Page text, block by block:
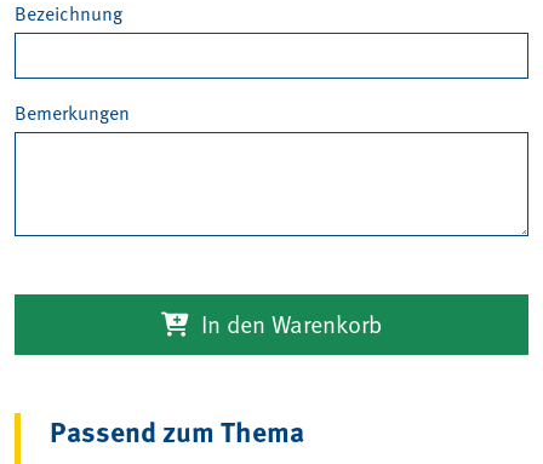
Bezeichnung
Bemerkungen
In den Warenkorb
Passend zum Thema